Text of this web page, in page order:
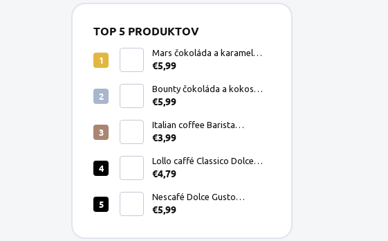
TOP 5 PRODUKTOV
Mars čokoláda a karamel
Dolce Gusto kapsule 8ks
€5,99
Bounty čokoláda a kokos
Dolce Gusto kapsule 8ks
€5,99
Italian coffee Barista
Espresso Crema mletá káva
€3,99
Lollo caffé Classico Dolce
Gusto kapsule 16ks
€4,79
Nescafé Dolce Gusto
Espresso Napoli kapsule
€5,99